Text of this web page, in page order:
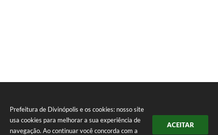
Prefeitura de Divinópolis e os cookies: nosso site
usa cookies para melhorar a sua experiência de
navegação. Ao continuar você concorda com a
ACEITAR